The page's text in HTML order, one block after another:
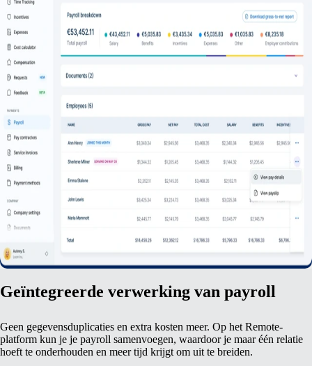
nauwkeurig en eenvoudig payrollmanagement zoals nooit tevoren.
Geïntegreerde verwerking van payroll
Geen gegevensduplicaties en extra kosten meer. Op het Remote-
platform kun je je payroll samenvoegen, waardoor je maar één relatie
hoeft te onderhouden en meer tijd krijgt om uit te breiden.